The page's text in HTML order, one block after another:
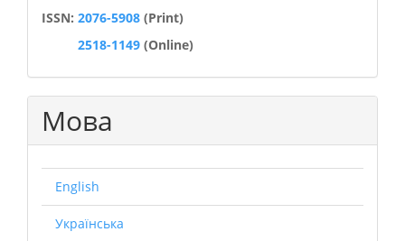
ISSN
ISSN: 2076-5908 (Print)
2518-1149 (Online)
Мова
English
Українська